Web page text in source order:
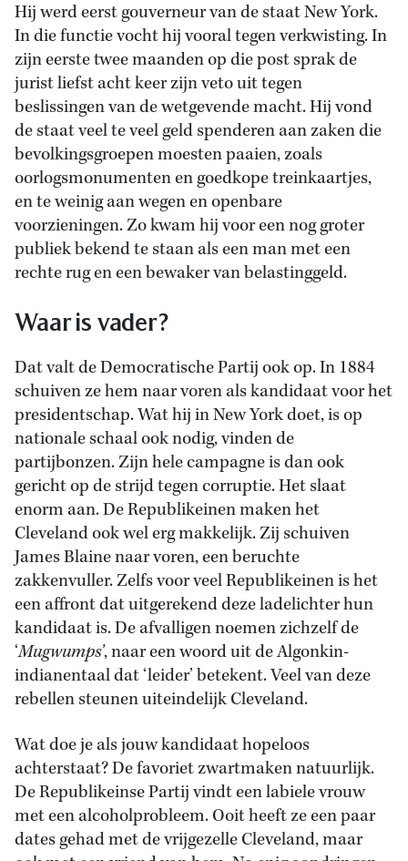
Hij werd eerst gouverneur van de staat New York.
In die functie vocht hij vooral tegen verkwisting. In
zijn eerste twee maanden op die post sprak de
jurist liefst acht keer zijn veto uit tegen
beslissingen van de wetgevende macht. Hij vond
de staat veel te veel geld spenderen aan zaken die
bevolkingsgroepen moesten paaien, zoals
oorlogsmonumenten en goedkope treinkaartjes,
en te weinig aan wegen en openbare
voorzieningen. Zo kwam hij voor een nog groter
publiek bekend te staan als een man met een
rechte rug en een bewaker van belastinggeld.
Waar is vader?
Dat valt de Democratische Partij ook op. In 1884
schuiven ze hem naar voren als kandidaat voor het
presidentschap. Wat hij in New York doet, is op
nationale schaal ook nodig, vinden de
partijbonzen. Zijn hele campagne is dan ook
gericht op de strijd tegen corruptie. Het slaat
enorm aan. De Republikeinen maken het
Cleveland ook wel erg makkelijk. Zij schuiven
James Blaine naar voren, een beruchte
zakkenvuller. Zelfs voor veel Republikeinen is het
een affront dat uitgerekend deze ladelichter hun
kandidaat is. De afvalligen noemen zichzelf de
‘Mugwumps’, naar een woord uit de Algonkin-
indianentaal dat ‘leider’ betekent. Veel van deze
rebellen steunen uiteindelijk Cleveland.
Wat doe je als jouw kandidaat hopeloos
achterstaat? De favoriet zwartmaken natuurlijk.
De Republikeinse Partij vindt een labiele vrouw
met een alcoholprobleem. Ooit heeft ze een paar
dates gehad met de vrijgezelle Cleveland, maar